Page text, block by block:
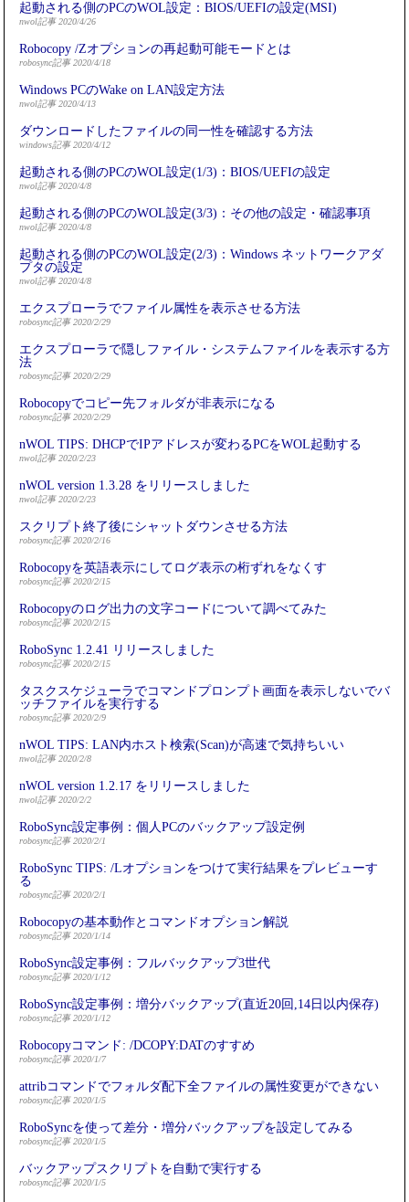
起動される側のPCのWOL設定：BIOS/UEFIの設定(MSI)
nwol記事 2020/4/26
Robocopy /Zオプションの再起動可能モードとは
robosync記事 2020/4/18
Windows PCのWake on LAN設定方法
nwol記事 2020/4/13
ダウンロードしたファイルの同一性を確認する方法
windows記事 2020/4/12
起動される側のPCのWOL設定(1/3)：BIOS/UEFIの設定
nwol記事 2020/4/8
起動される側のPCのWOL設定(3/3)：その他の設定・確認事項
nwol記事 2020/4/8
起動される側のPCのWOL設定(2/3)：Windows ネットワークアダ
プタの設定
nwol記事 2020/4/8
エクスプローラでファイル属性を表示させる方法
robosync記事 2020/2/29
エクスプローラで隠しファイル・システムファイルを表示する方
法
robosync記事 2020/2/29
Robocopyでコピー先フォルダが非表示になる
robosync記事 2020/2/29
nWOL TIPS: DHCPでIPアドレスが変わるPCをWOL起動する
nwol記事 2020/2/23
nWOL version 1.3.28 をリリースしました
nwol記事 2020/2/23
スクリプト終了後にシャットダウンさせる方法
robosync記事 2020/2/16
Robocopyを英語表示にしてログ表示の桁ずれをなくす
robosync記事 2020/2/15
Robocopyのログ出力の文字コードについて調べてみた
robosync記事 2020/2/15
RoboSync 1.2.41 リリースしました
robosync記事 2020/2/15
タスクスケジューラでコマンドプロンプト画面を表示しないでバ
ッチファイルを実行する
robosync記事 2020/2/9
nWOL TIPS: LAN内ホスト検索(Scan)が高速で気持ちいい
nwol記事 2020/2/8
nWOL version 1.2.17 をリリースしました
nwol記事 2020/2/2
RoboSync設定事例：個人PCのバックアップ設定例
robosync記事 2020/2/1
RoboSync TIPS: /Lオプションをつけて実行結果をプレビューす
る
robosync記事 2020/2/1
Robocopyの基本動作とコマンドオプション解説
robosync記事 2020/1/14
RoboSync設定事例：フルバックアップ3世代
robosync記事 2020/1/12
RoboSync設定事例：増分バックアップ(直近20回,14日以内保存)
robosync記事 2020/1/12
Robocopyコマンド: /DCOPY:DATのすすめ
robosync記事 2020/1/7
attribコマンドでフォルダ配下全ファイルの属性変更ができない
robosync記事 2020/1/5
RoboSyncを使って差分・増分バックアップを設定してみる
robosync記事 2020/1/5
バックアップスクリプトを自動で実行する
robosync記事 2020/1/5